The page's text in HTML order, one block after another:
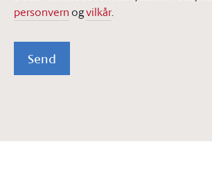
personvern ogvilkår.
Send